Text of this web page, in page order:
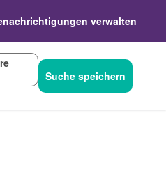
verwalten
Suche speichern